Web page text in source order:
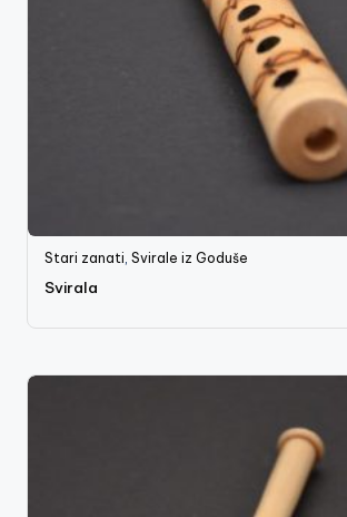
Stari zanati,Svirale iz Goduše
Svirala